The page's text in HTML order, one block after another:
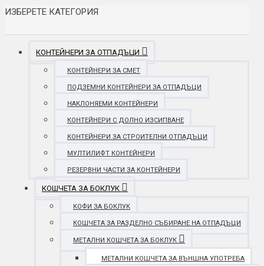
ИЗБЕРЕТЕ КАТЕГОРИЯ
КОНТЕЙНЕРИ ЗА ОТПАДЪЦИ
КОНТЕЙНЕРИ ЗА СМЕТ
ПОДЗЕМНИ КОНТЕЙНЕРИ ЗА ОТПАДЪЦИ
НАКЛОНЯЕМИ КОНТЕЙНЕРИ
КОНТЕЙНЕРИ С ДОЛНО ИЗСИПВАНЕ
КОНТЕЙНЕРИ ЗА СТРОИТЕЛНИ ОТПАДЪЦИ
МУЛТИЛИФТ КОНТЕЙНЕРИ
РЕЗЕРВНИ ЧАСТИ ЗА КОНТЕЙНЕРИ
КОШЧЕТА ЗА БОКЛУК
КОФИ ЗА БОКЛУК
КОШЧЕТА ЗА РАЗДЕЛНО СЪБИРАНЕ НА ОТПАДЪЦИ
МЕТАЛНИ КОШЧЕТА ЗА БОКЛУК
МЕТАЛНИ КОШЧЕТА ЗА ВЪНШНА УПОТРЕБА